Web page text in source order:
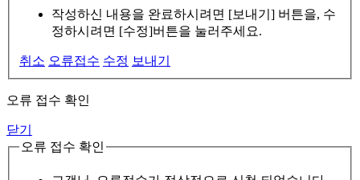
작성하신 내용을 완료하시려면 [보내기] 버튼을, 수
정하시려면 [수정]버튼을 눌러주세요.
취소 오류접수 수정 보내기
오류 접수 확인
닫기
오류 접수 확인